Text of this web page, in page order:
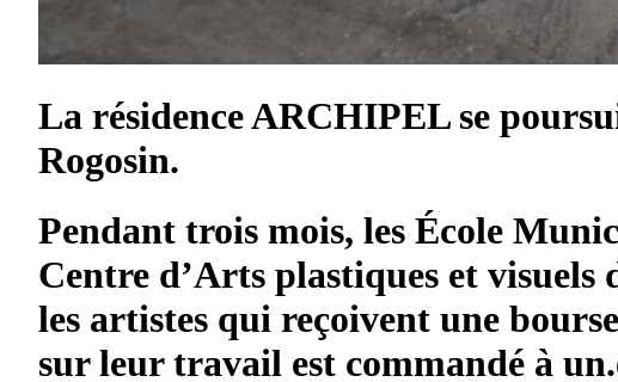
La résidence ARCHIPEL se
Rogosin.
Pendant trois mois, les École
Centre d’Arts plastiques et visuels
les artistes qui reçoivent une
sur leur travail est commandé à